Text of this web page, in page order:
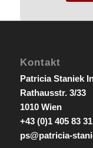
Kontakt
Patricia Staniek
Rathausstr. 3/33
1010 Wien
+43 (0)1 405 83 31
ps@patricia-